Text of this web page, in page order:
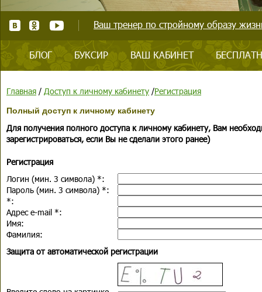
Ваш тренер по стройному образу
БЛОГ БУКСИР ВАШ КАБИНЕТ
Главная / Доступ к личному кабинету /Регистрация
Полный доступ к личному кабинету
Для получения полного доступа к личному кабинету, Вам
зарегистрироваться, если Вы не сделали этого ранее)
Регистрация
Логин (мин. 3 символа) *:
Пароль (мин. 3 символа) *:
*:
Адрес e-mail *:
Имя:
Фамилия:
Защита от автоматической регистрации